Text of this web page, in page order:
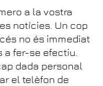
a la vostra
notícies. Un cop
no és immediat
a fer-se efectiu.
dada personal
el telèfon de